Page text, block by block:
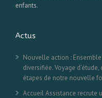
enfants.
Actus
Nouvelle action :
diversifiée. Voyage
étapes de notre nouvelle
Accueil Assistance recrute